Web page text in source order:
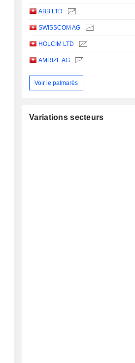
ABB LTD
SWISSCOM AG
HOLCIM LTD
AMRIZE AG
Voir le palmarès
Variations secteurs